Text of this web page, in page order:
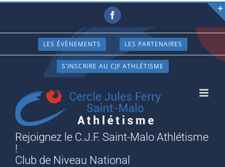
Passer
contenu
Facebook
LES ÉVÈNEMENTS LES PARTENAIRES
S’INSCRIRE AU CJF ATHLÉTISME
Rejoignez le C.J.F. Saint-Malo Athlétisme
!
Club de Niveau National